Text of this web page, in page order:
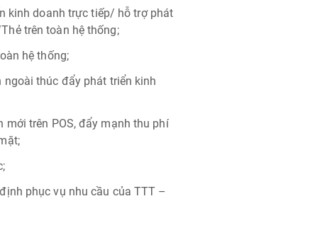
kinh doanh trực tiếp/ hỗ trợ phát
trên toàn hệ thống;
hệ thống;
thúc đẩy phát triển kinh
trên POS, đẩy mạnh thu phí
phục vụ nhu cầu của TTT –